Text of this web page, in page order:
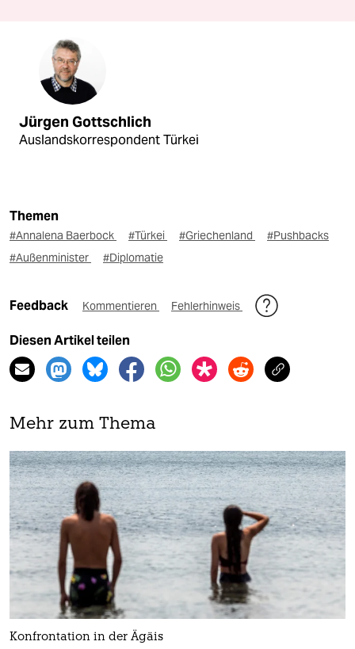
Jürgen Gottschlich
Auslandskorrespondent Türkei
Themen
#Annalena Baerbock #Türkei #Griechenland
#Pushbacks
#Außenminister
#Diplomatie
Feedback Kommentieren Fehlerhinweis
Diesen Artikel teilen
Mehr zum Thema
Konfrontation in der Ägäis